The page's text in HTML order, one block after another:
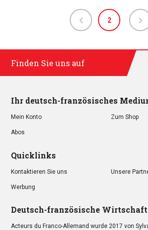
2
Finden Sie uns auf
Ihr deutsch-französisches
Mein Konto Zum Shop
Abos
Quicklinks
Kontaktieren Sie uns Unsere
Werbung
Deutsch-französische
Acteurs du Franco-Allemand wurde 2017 von